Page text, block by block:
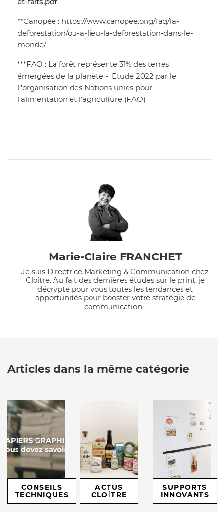
**Canopée : https://www.canopee.ong/faq/la-
deforestation/ou-a-lieu-la-deforestation-dans-le-
monde/
***FAO : La forêt représente 31% des terres
émergées de la planète - Etude 2022 par le
l’'organisation des Nations unies pour
l'alimentation et l'agriculture (FAO)
Marie-Claire FRANCHET
Je suis Directrice Marketing & Communication chez
Cloître. Au fait des dernières études sur le print, je
décrypte pour vous toutes les tendances et
opportunités pour booster votre stratégie de
communication !
Articles dans la même catégorie
CONSEILS
TECHNIQUES
ACTUS
CLOÎTRE
SUPPORTS
INNOVANTS